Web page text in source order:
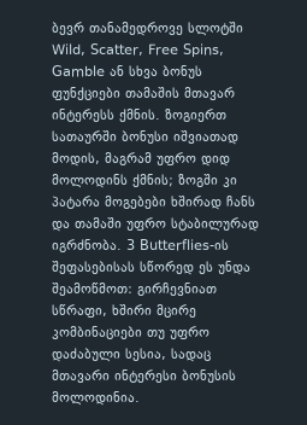
ბევრ თანამედროვე სლოტში
Wild, Scatter, Free Spins,
Gamble ან სხვა ბონუს
ფუნქციები თამაშის მთავარ
ინტერესს ქმნის. ზოგიერთ
სათაურში ბონუსი იშვიათად
მოდის, მაგრამ უფრო დიდ
მოლოდინს ქმნის; ზოგში კი
პატარა მოგებები ხშირად ჩანს
და თამაში უფრო სტაბილურად
იგრძნობა. 3 Butterflies-ის
შეფასებისას სწორედ ეს უნდა
შეამოწმოთ: გირჩევნიათ
სწრაფი, ხშირი მცირე
კომბინაციები თუ უფრო
დაძაბული სესია, სადაც
მთავარი ინტერესი ბონუსის
მოლოდინია.